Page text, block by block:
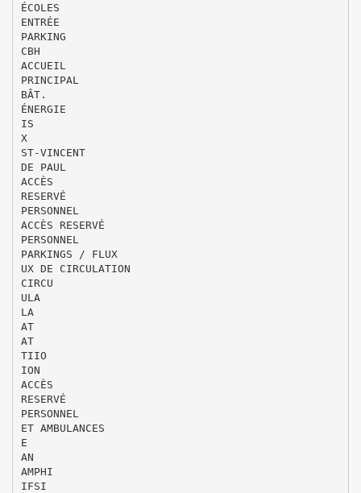
ÉCOLES
ENTRÉE
PARKING
CBH
ACCUEIL
PRINCIPAL
BÂT.
ÉNERGIE
IS
X
ST-VINCENT
DE PAUL
ACCÈS
RESERVÉ
PERSONNEL
ACCÈS RESERVÉ
PERSONNEL
PARKINGS / FLUX
UX DE CIRCULATION
CIRCU
ULA
LA
AT
AT
TIIO
ION
ACCÈS
RESERVÉ
PERSONNEL
ET AMBULANCES
E
AN
AMPHI
IFSI